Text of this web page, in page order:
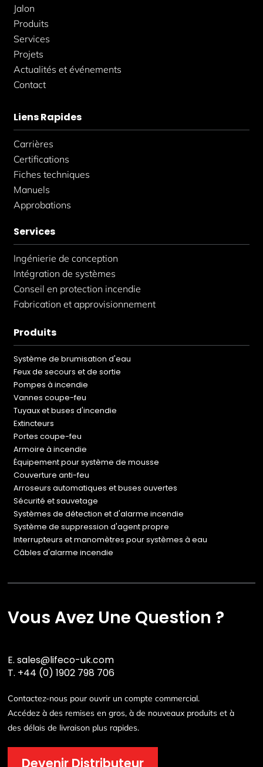
Jalon
Produits
Services
Projets
Actualités et événements
Contact
Liens Rapides
Carrières
Certifications
Fiches techniques
Manuels
Approbations
Services
Ingénierie de conception
Intégration de systèmes
Conseil en protection incendie
Fabrication et approvisionnement
Produits
Système de brumisation d'eau
Feux de secours et de sortie
Pompes à incendie
Vannes coupe-feu
Tuyaux et buses d'incendie
Extincteurs
Portes coupe-feu
Armoire à incendie
Équipement pour système de mousse
Couverture anti-feu
Arroseurs automatiques et buses ouvertes
Sécurité et sauvetage
Systèmes de détection et d'alarme incendie
Système de suppression d'agent propre
Interrupteurs et manomètres pour systèmes à eau
Câbles d'alarme incendie
Vous Avez Une Question ?
E.sales@lifeco-uk.com
T. +44 (0) 1902 798 706
Contactez-nous pour ouvrir un compte commercial.
Accédez à des remises en gros, à de nouveaux produits et à
des délais de livraison plus rapides.
Devenir Distributeur